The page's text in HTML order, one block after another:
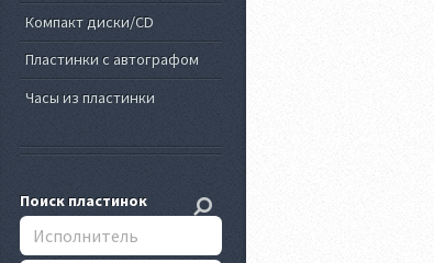
Компакт диски/CD
Пластинки с автографом
Часы из пластинки
Поиск пластинок